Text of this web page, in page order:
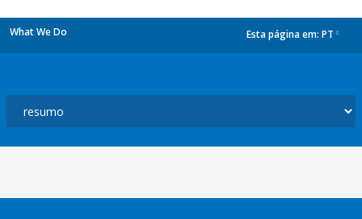
What We Do Esta página em: PT